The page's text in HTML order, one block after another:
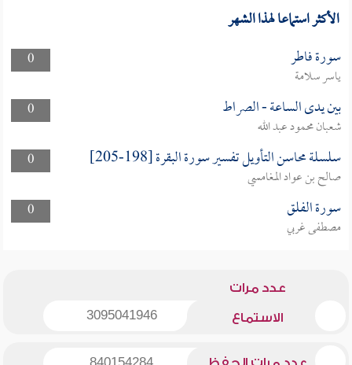
الأكثر استماعا لهذا الشهر
0 سورة فاطر
ياسر سلامة
0
بين يدى الساعة - الصراط
شعبان محمود عبد الله
0
سلسلة محاسن التأويل تفسير سورة البقرة [198-205]
صالح بن عواد المغامسي
0
سورة الفلق
مصطفى غربي
عدد مرات
الاستماع 3095041946